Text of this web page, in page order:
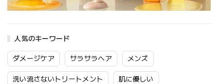
人気のキーワード
ダメージケア サラサラヘア メンズ
洗い流さないトリートメント 肌に優しい